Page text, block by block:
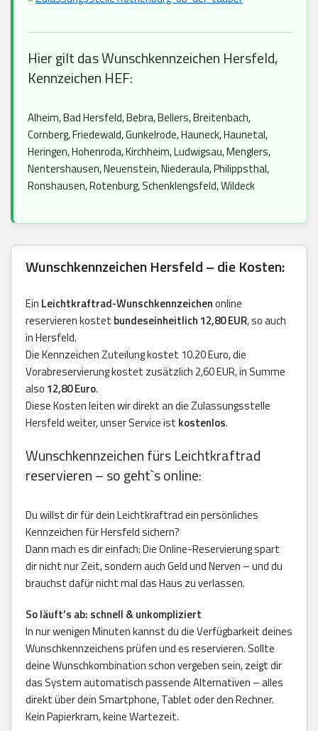
Hier gilt das Wunschkennzeichen Hersfeld,
Kennzeichen HEF:
Alheim, Bad Hersfeld, Bebra, Bellers, Breitenbach,
Cornberg, Friedewald, Gunkelrode, Hauneck, Haunetal,
Heringen, Hohenroda, Kirchheim, Ludwigsau, Menglers,
Nentershausen, Neuenstein, Niederaula, Philippsthal,
Ronshausen, Rotenburg, Schenklengsfeld, Wildeck
Wunschkennzeichen Hersfeld – die Kosten:
Ein Leichtkraftrad-Wunschkennzeichenonline
reservieren kostet bundeseinheitlich 12,80 EUR, so auch
in Hersfeld.
Die Kennzeichen Zuteilung kostet 10.20 Euro, die
Vorabreservierung kostet zusätzlich 2,60 EUR, in Summe
also 12,80 Euro.
Diese Kosten leiten wir direkt an die Zulassungsstelle
Hersfeld weiter, unser Service ist kostenlos.
Wunschkennzeichen fürs Leichtkraftrad
reservieren – so geht`s online:
Du willst dir für dein Leichtkraftrad ein persönliches
Kennzeichen für Hersfeld sichern?
Dann mach es dir einfach: Die Online-Reservierung spart
dir nicht nur Zeit, sondern auch Geld und Nerven – und du
brauchst dafür nicht mal das Haus zu verlassen.
So läuft’s ab: schnell & unkompliziert
In nur wenigen Minuten kannst du die Verfügbarkeit deines
Wunschkennzeichens prüfen und es reservieren. Sollte
deine Wunschkombination schon vergeben sein, zeigt dir
das System automatisch passende Alternativen – alles
direkt über dein Smartphone, Tablet oder den Rechner.
Kein Papierkram, keine Wartezeit.